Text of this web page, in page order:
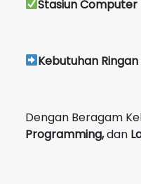
Stasiun
Kebutuhan Ringan
Dengan Beragam
Programming,dan